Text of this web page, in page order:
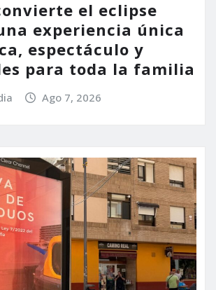
el eclipse
experiencia única
espectáculo y
para toda la familia
Ago 7, 2026